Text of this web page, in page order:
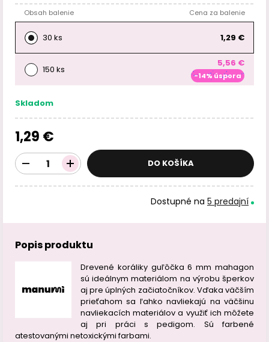
Obsah balenie Cena za balenie
30 ks 1,29 €
150 ks
5,56 €
-14% úspora
Skladom
1,29 €
DO KOŠÍKA
Dostupné na 5 predajní
Popis produktu
Drevené koráliky guľôčka 6 mm mahagon
sú ideálnym materiálom na výrobu šperkov
aj pre úplných začiatočníkov. Vďaka väčším
prieťahom sa ľahko navliekajú na väčšinu
navliekacích materiálov a využiť ich môžete
aj pri práci s pedigom. Sú farbené
atestovanými netoxickými farbami.